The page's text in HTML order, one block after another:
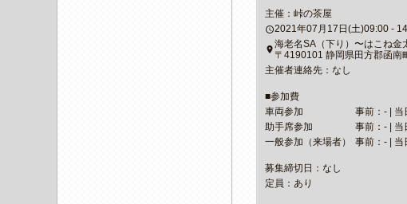
主催：峠の茶屋
access_time2021年07月17日(土)09:00 -
place海老名SA（下り）〜はこね金
〒4190101 静岡県田方郡函南
主催者連絡先：なし
■参加費
車両参加
事前：- | 当
助手席参加
事前：- | 当
一般参加（来場者）
事前：- | 当
募集締切日：なし
定員：あり